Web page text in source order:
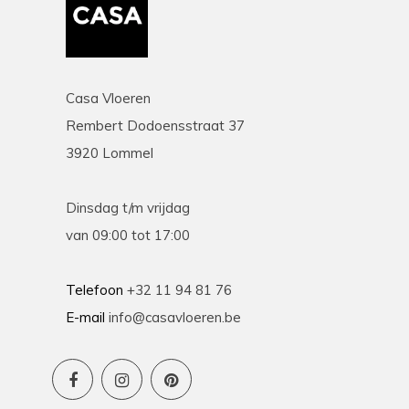
Casa Vloeren
Rembert Dodoensstraat 37
3920 Lommel
Dinsdag t/m vrijdag
van 09:00 tot 17:00
Telefoon +32 11 94 81 76
E-mail info@casavloeren.be